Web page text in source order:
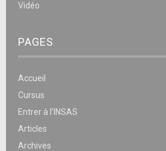
Vidéo
PAGES
Accueil
Cursus
Entrer à l’INSAS
Articles
Archives